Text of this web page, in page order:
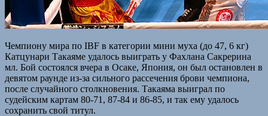
Чемпиону мира по IBF в категории мини муха (до 47, 6 кг)
Катцунари Такаяме удалось выиграть у Фахлана Сакрерина
мл. Бой состоялся вчера в Осаке, Япония, он был остановлен в
девятом раунде из-за сильного рассечения брови чемпиона,
после случайного столкновения. Такаяма выиграл по
судейским картам 80-71, 87-84 и 86-85, и так ему удалось
сохранить свой титул.